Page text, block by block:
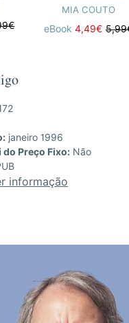
MIA COUTO
eBook 4,49€
janeiro 1996
Preço Fixo: Não
informação